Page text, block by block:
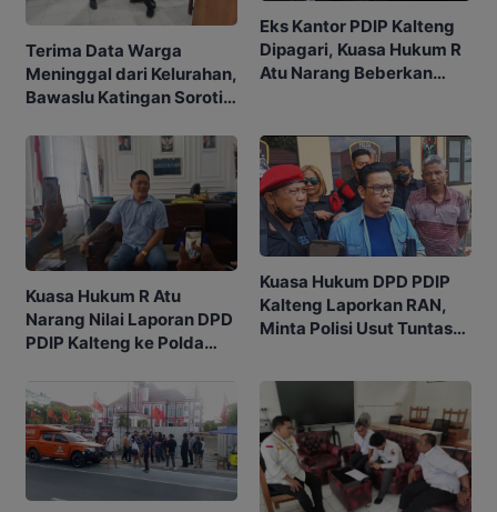
Terima Data Warga
Meninggal dari Kelurahan,
Bawaslu Katingan Soroti
Eks Kantor PDIP Kalteng
Dipagari, Kuasa Hukum R
Atu Narang Beberkan
Kuasa Hukum R Atu
Narang Nilai Laporan DPD
PDIP Kalteng ke Polda
Kuasa Hukum DPD PDIP
Kalteng Laporkan RAN,
Minta Polisi Usut Tuntas